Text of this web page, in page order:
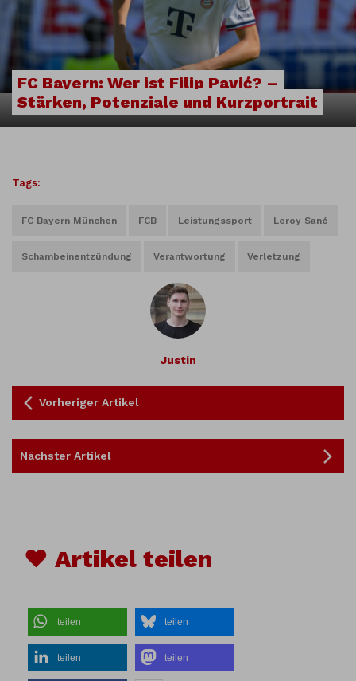
FC Bayern: Wer ist Filip Pavić? –
Stärken, Potenziale und Kurzportrait
Tags:
FC Bayern München FCB Leistungssport Leroy Sané
Schambeinentzündung Verantwortung Verletzung
Justin
Vorheriger Artikel
Nächster Artikel
♥ Artikel teilen
teilen teilen
teilen teilen